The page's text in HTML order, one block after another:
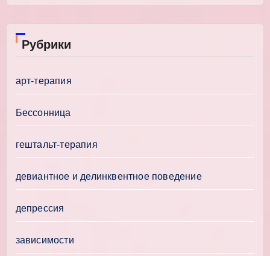
Рубрики
арт-терапия
Бессонница
гештальт-терапия
девиантное и делинквентное поведение
депрессия
зависимости